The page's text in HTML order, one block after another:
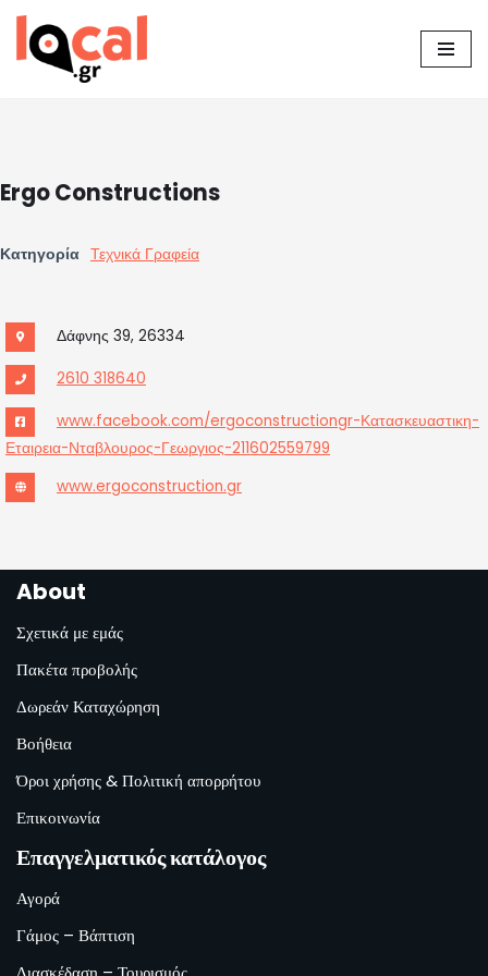
Μεταπηδήστε
Ergo Constructions
Κατηγορία Τεχνικά Γραφεία
Δάφνης 39, 26334
2610 318640
www.facebook.com/ergoconstructiongr-Κατασκευαστικη-
Εταιρεια-Νταβλουρος-Γεωργιος-211602559799
www.ergoconstruction.gr
About
Σχετικά με εμάς
Πακέτα προβολής
Δωρεάν Καταχώρηση
Βοήθεια
Όροι χρήσης & Πολιτική απορρήτου
Επικοινωνία
Επαγγελματικός κατάλογος
Αγορά
Γάμος – Βάπτιση